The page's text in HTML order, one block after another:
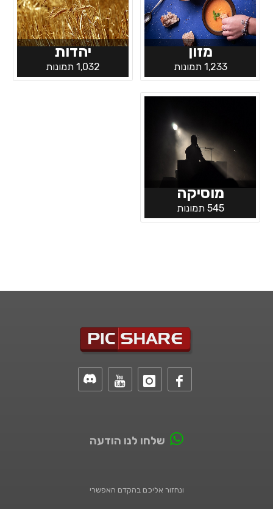
מזון
1,233 תמונות
יהדות
1,032 תמונות
מוסיקה
545 תמונות
שלחו לנו הודעה
ונחזור אליכם בהקדם האפשרי